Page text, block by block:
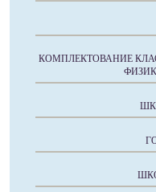
КОМПЛЕКТОВАНИЕ